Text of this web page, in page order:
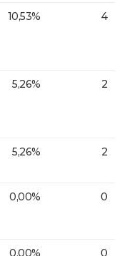
10,53% 4
5,26% 2
5,26% 2
0,00% 0
0,00% 0